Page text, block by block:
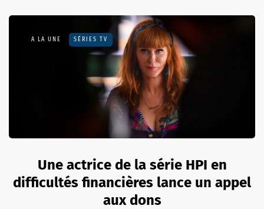
A LA UNE SÉRIES TV
Une actrice de la série HPI en
difficultés financières lance un appel
aux dons